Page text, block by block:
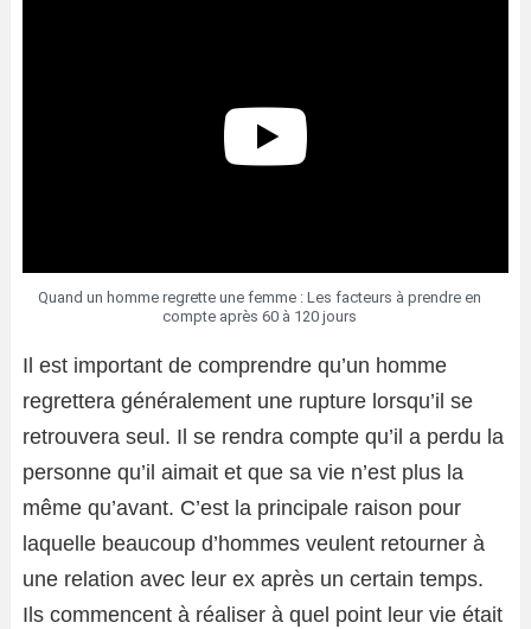
Quand un homme regrette une femme : Les facteurs à prendre en
compte après 60 à 120 jours
Il est important de comprendre qu’un homme
regrettera généralement une rupture lorsqu’il se
retrouvera seul. Il se rendra compte qu’il a perdu la
personne qu’il aimait et que sa vie n’est plus la
même qu’avant. C’est la principale raison pour
laquelle beaucoup d’hommes veulent retourner à
une relation avec leur ex après un certain temps.
Ils commencent à réaliser à quel point leur vie était